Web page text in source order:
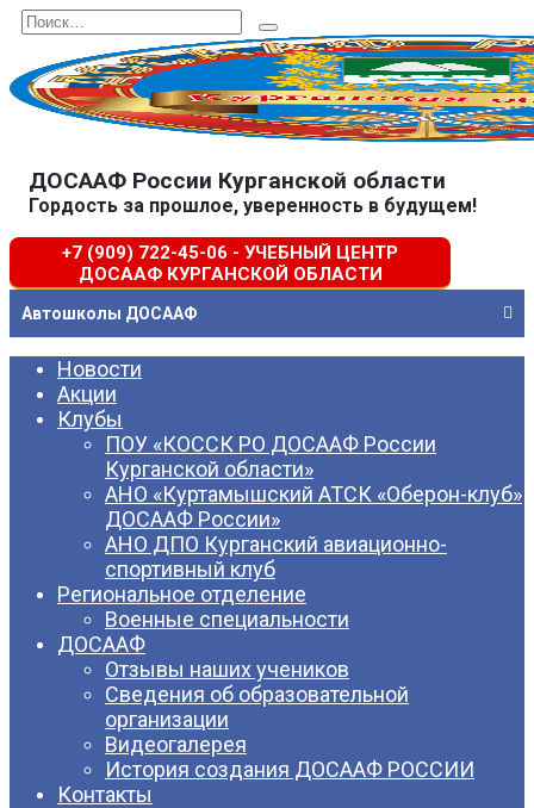
Перейти
содержанию
Search
for:
ДОСААФ России Курганской области
Гордость за прошлое, уверенность в будущем!
+7 (909) 722-45-06 - УЧЕБНЫЙ ЦЕНТР
ДОСААФ КУРГАНСКОЙ ОБЛАСТИ
Автошколы ДОСААФ
Новости
Акции
Клубы
ПОУ «КОССК РО ДОСААФ России
Курганской области»
АНО «Куртамышский АТСК «Оберон-клуб»
ДОСААФ России»
АНО ДПО Курганский авиационно-
спортивный клуб
Региональное отделение
Военные специальности
ДОСААФ
Отзывы наших учеников
Сведения об образовательной
организации
Видеогалерея
История создания ДОСААФ РОССИИ
Контакты